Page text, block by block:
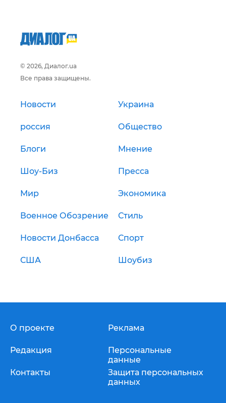
© 2026, Диалог.ua
Все права защищены.
Новости Украина
россия Общество
Блоги Мнение
Шоу-Биз Пресса
Мир Экономика
Военное Обозрение Стиль
Новости Донбасса Спорт
США Шоубиз
О проекте
Редакция
Контакты
Реклама
Персональные
данные
Защита персональных
данных